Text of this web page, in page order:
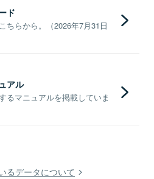
ド
ちらから。（2026年7月31日
アル
るマニュアルを掲載していま
るデータについて